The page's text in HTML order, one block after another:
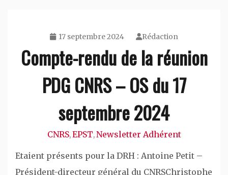
17 septembre 2024 Rédaction
Compte-rendu de la réunion
PDG CNRS – OS du 17
septembre 2024
CNRS,EPST,Newsletter Adhérent
Etaient présents pour la DRH : Antoine Petit –
Président-directeur général du CNRSChristophe